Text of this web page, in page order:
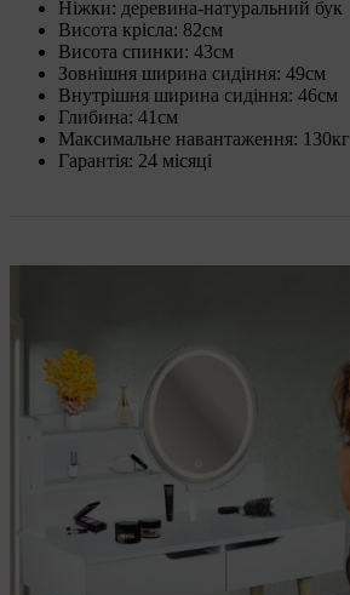
Ніжки: деревина-натуральний бук
Висота крісла: 82см
Висота спинки: 43см
Зовнішня ширина сидіння: 49см
Внутрішня ширина сидіння: 46см
Глибина: 41см
Максимальне навантаження: 130кг
Гарантія: 24 місяці